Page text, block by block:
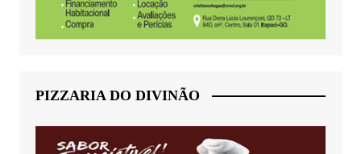
PIZZARIA DO DIVINÃO